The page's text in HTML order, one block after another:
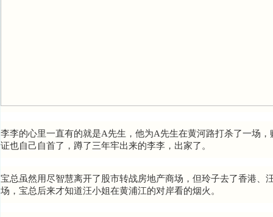
李李的心里一直有的就是A先生，他为A先生在黄河路打杀了一场
证也自己自首了，蹲了三年牢出来的李李，出家了。
宝总虽然用尽智慧离开了股市转战房地产商场，但玲子去了香港、
场，宝总后来才知道汪小姐在黄浦江的对岸看的烟火。